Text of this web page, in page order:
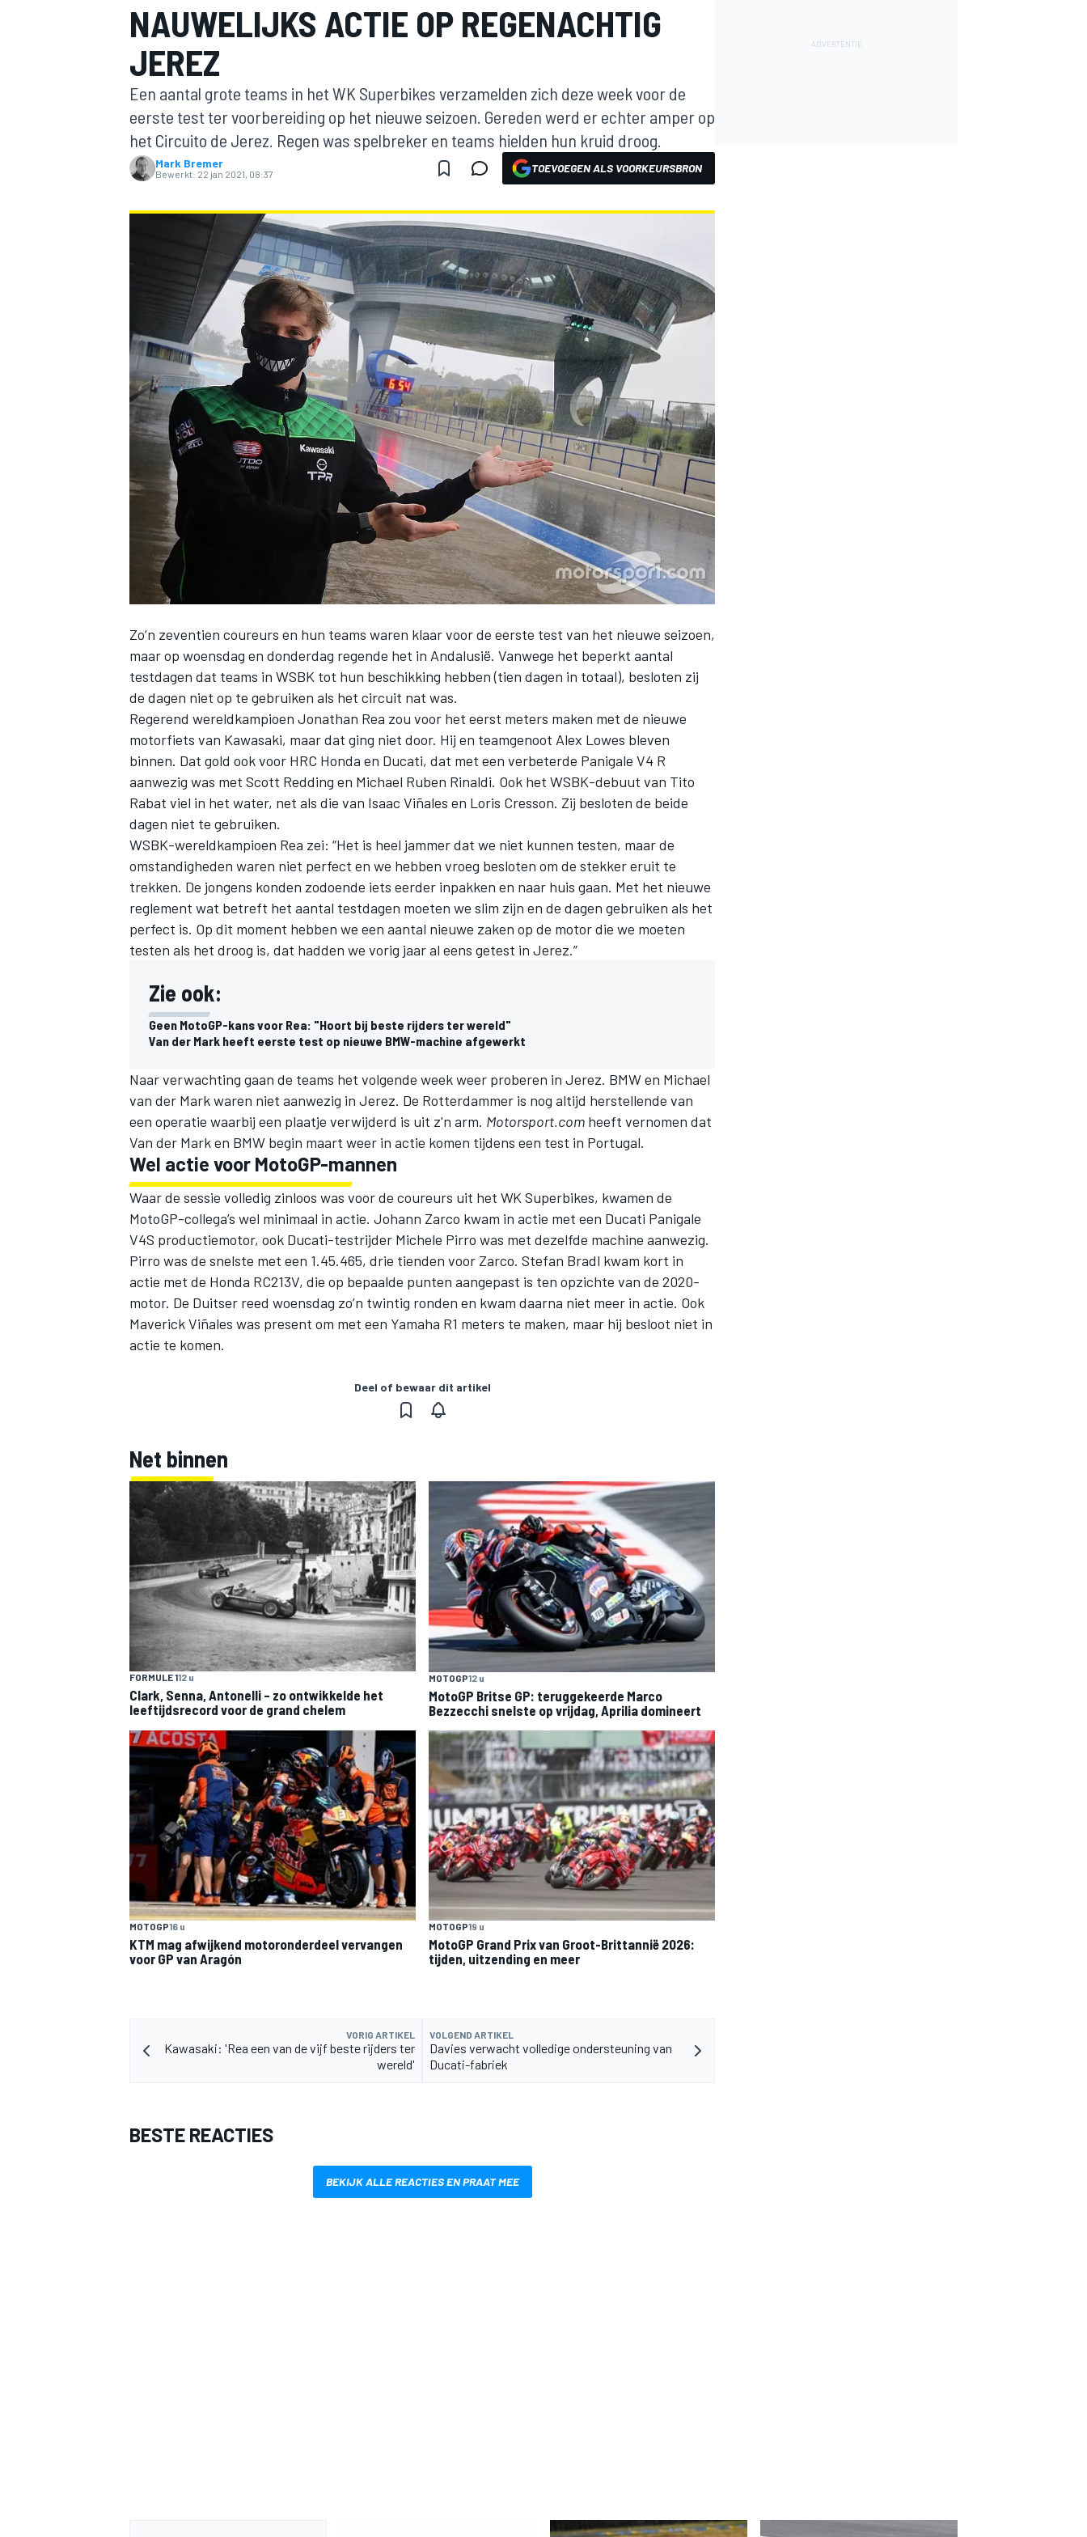
MOTOGP
INDYCAR
WEC DTM
MEER RACEKLASSEN
NAUWELIJKS ACTIE OP REGENACHTIG
JEREZ
Een aantal grote teams in het WK Superbikes verzamelden zich deze week voor de
eerste test ter voorbereiding op het nieuwe seizoen. Gereden werd er echter amper op
het Circuito de Jerez. Regen was spelbreker en teams hielden hun kruid droog.
Mark Bremer
Bewerkt: 22 jan 2021, 08:37 TOEVOEGEN ALS VOORKEURSBRON
Zo’n zeventien coureurs en hun teams waren klaar voor de eerste test van het nieuwe seizoen,
maar op woensdag en donderdag regende het in Andalusië. Vanwege het beperkt aantal
testdagen dat teams in WSBK tot hun beschikking hebben (tien dagen in totaal), besloten zij
de dagen niet op te gebruiken als het circuit nat was.
Regerend wereldkampioen Jonathan Rea zou voor het eerst meters maken met de nieuwe
motorfiets van Kawasaki, maar dat ging niet door. Hij en teamgenoot Alex Lowes bleven
binnen. Dat gold ook voor HRC Honda en Ducati, dat met een verbeterde Panigale V4 R
aanwezig was met Scott Redding en Michael Ruben Rinaldi. Ook het WSBK-debuut van Tito
Rabat viel in het water, net als die van Isaac Viñales en Loris Cresson. Zij besloten de beide
dagen niet te gebruiken.
WSBK-wereldkampioen Rea zei: “Het is heel jammer dat we niet kunnen testen, maar de
omstandigheden waren niet perfect en we hebben vroeg besloten om de stekker eruit te
trekken. De jongens konden zodoende iets eerder inpakken en naar huis gaan. Met het nieuwe
reglement wat betreft het aantal testdagen moeten we slim zijn en de dagen gebruiken als het
perfect is. Op dit moment hebben we een aantal nieuwe zaken op de motor die we moeten
testen als het droog is, dat hadden we vorig jaar al eens getest in Jerez.”
Zie ook:
Geen MotoGP-kans voor Rea: "Hoort bij beste rijders ter wereld"
Van der Mark heeft eerste test op nieuwe BMW-machine afgewerkt
Naar verwachting gaan de teams het volgende week weer proberen in Jerez. BMW en Michael
van der Mark waren niet aanwezig in Jerez. De Rotterdammer is nog altijd herstellende van
een operatie waarbij een plaatje verwijderd is uit z'n arm. Motorsport.com heeft vernomen dat
Van der Mark en BMW begin maart weer in actie komen tijdens een test in Portugal.
Wel actie voor MotoGP-mannen
Waar de sessie volledig zinloos was voor de coureurs uit het WK Superbikes, kwamen de
MotoGP-collega’s wel minimaal in actie. Johann Zarco kwam in actie met een Ducati Panigale
V4S productiemotor, ook Ducati-testrijder Michele Pirro was met dezelfde machine aanwezig.
Pirro was de snelste met een 1.45.465, drie tienden voor Zarco. Stefan Bradl kwam kort in
actie met de Honda RC213V, die op bepaalde punten aangepast is ten opzichte van de 2020-
motor. De Duitser reed woensdag zo’n twintig ronden en kwam daarna niet meer in actie. Ook
Maverick Viñales was present om met een Yamaha R1 meters te maken, maar hij besloot niet in
actie te komen.
Deel of bewaar dit artikel
Net binnen
FORMULE 112 u
Clark, Senna, Antonelli – zo ontwikkelde het
leeftijdsrecord voor de grand chelem
MOTOGP12 u
MotoGP Britse GP: teruggekeerde Marco
Bezzecchi snelste op vrijdag, Aprilia domineert
MOTOGP16 u
KTM mag afwijkend motoronderdeel vervangen
voor GP van Aragón
MOTOGP19 u
MotoGP Grand Prix van Groot-Brittannië 2026:
tijden, uitzending en meer
VORIG ARTIKEL
Kawasaki: 'Rea een van de vijf beste rijders ter
wereld'
VOLGEND ARTIKEL
Davies verwacht volledige ondersteuning van
Ducati-fabriek
BESTE REACTIES
BEKIJK ALLE REACTIES EN PRAAT MEE